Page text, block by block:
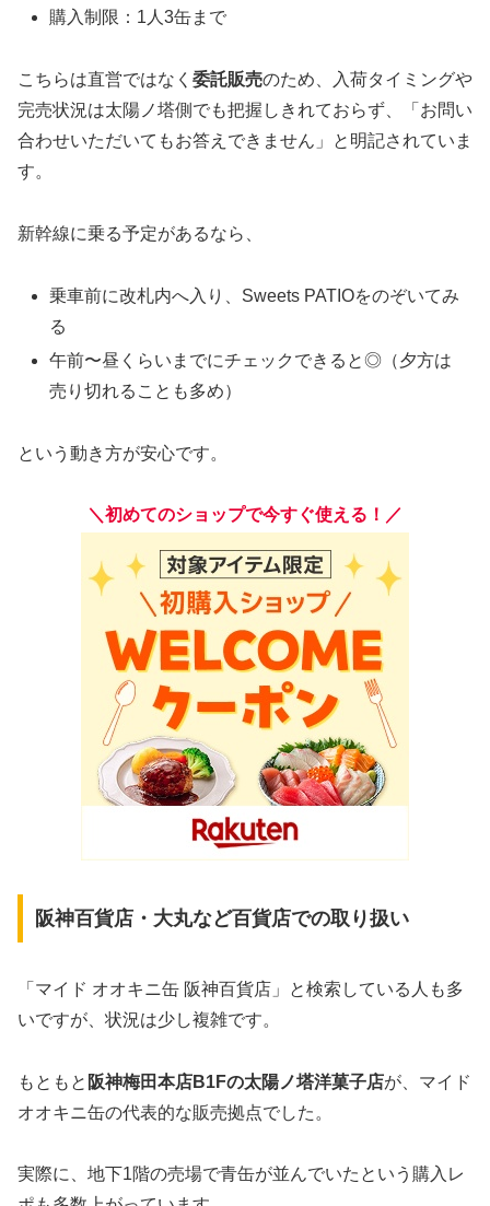
購入制限：1人3缶まで
こちらは直営ではなく 委託販売のため、入荷タイミングや
完売状況は太陽ノ塔側でも把握しきれておらず、「お問い
合わせいただいてもお答えできません」と明記されていま
す。
新幹線に乗る予定があるなら、
乗車前に改札内へ入り、Sweets PATIOをのぞいてみ
る
午前〜昼くらいまでにチェックできると◎（夕方は
売り切れることも多め）
という動き方が安心です。
＼初めてのショップで今すぐ使える！／
阪神百貨店・大丸など百貨店での取り扱い
「マイド オオキニ缶 阪神百貨店」と検索している人も多
いですが、状況は少し複雑です。
もともと 阪神梅田本店B1Fの太陽ノ塔洋菓子店が、マイド
オオキニ缶の代表的な販売拠点でした。
実際に、地下1階の売場で青缶が並んでいたという購入レ